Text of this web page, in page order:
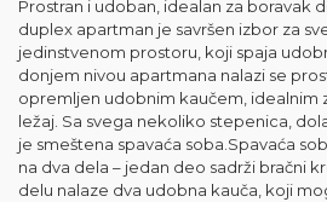
Prostran i udoban, idealan za boravak
duplex apartman je savršen izbor za
jedinstvenom prostoru, koji spaja
donjem nivou apartmana nalazi se
opremljen udobnim kaučem, idealnim
ležaj. Sa svega nekoliko stepenica,
je smeštena spavaća soba.Spavaća
na dva dela – jedan deo sadrži bračni
delu nalaze dva udobna kauča, koji